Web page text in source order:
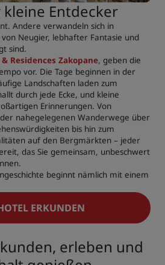
Entdecker
Andere verwandeln sich in
Neugier, lebhafter Fantasie und
sind.
Residences Zakopane, geben die
vor. Die Tage beginnen in der
Landschaften laden zum
durch jede Ecke, und kleine
Erinnerungen. Von
nahegelegenen Wanderwege über
bis hin zum
auf den Bergmärkten – jeder
das Sie gemeinsam, unbeschwert
beginnt nämlich mit einem
ERKUNDEN
erleben und